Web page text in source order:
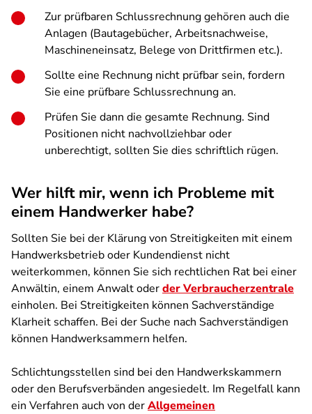
Zur prüfbaren Schlussrechnung gehören auch die
Anlagen (Bautagebücher, Arbeitsnachweise,
Maschineneinsatz, Belege von Drittfirmen etc.).
Sollte eine Rechnung nicht prüfbar sein, fordern
Sie eine prüfbare Schlussrechnung an.
Prüfen Sie dann die gesamte Rechnung. Sind
Positionen nicht nachvollziehbar oder
unberechtigt, sollten Sie dies schriftlich rügen.
Wer hilft mir, wenn ich Probleme mit
einem Handwerker habe?
Sollten Sie bei der Klärung von Streitigkeiten mit einem
Handwerksbetrieb oder Kundendienst nicht
weiterkommen, können Sie sich rechtlichen Rat bei einer
Anwältin, einem Anwalt oderder Verbraucherzentrale
einholen. Bei Streitigkeiten können Sachverständige
Klarheit schaffen. Bei der Suche nach Sachverständigen
können Handwerksammern helfen.
Schlichtungsstellen sind bei den Handwerkskammern
oder den Berufsverbänden angesiedelt. Im Regelfall kann
ein Verfahren auch von derAllgemeinen